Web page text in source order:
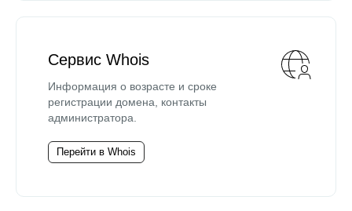
Сервис Whois
Информация о возрасте и сроке
регистрации домена, контакты
администратора.
Перейти в Whois